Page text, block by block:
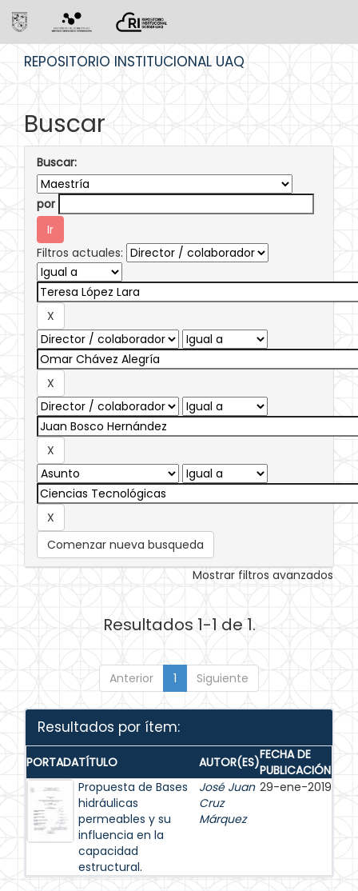
REPOSITORIO INSTITUCIONAL UAQ
Buscar
Buscar:
por
Filtros actuales:
Comenzar nueva busqueda
Mostrar filtros avanzados
Resultados 1-1 de 1.
Anterior 1 Siguiente
Resultados por ítem:
PORTADATÍTULO AUTOR(ES)FECHA DE
PUBLICACIÓN
Propuesta de Bases
hidráulicas
permeables y su
influencia en la
capacidad
estructural.
José Juan
Cruz
Márquez
29-ene-2019